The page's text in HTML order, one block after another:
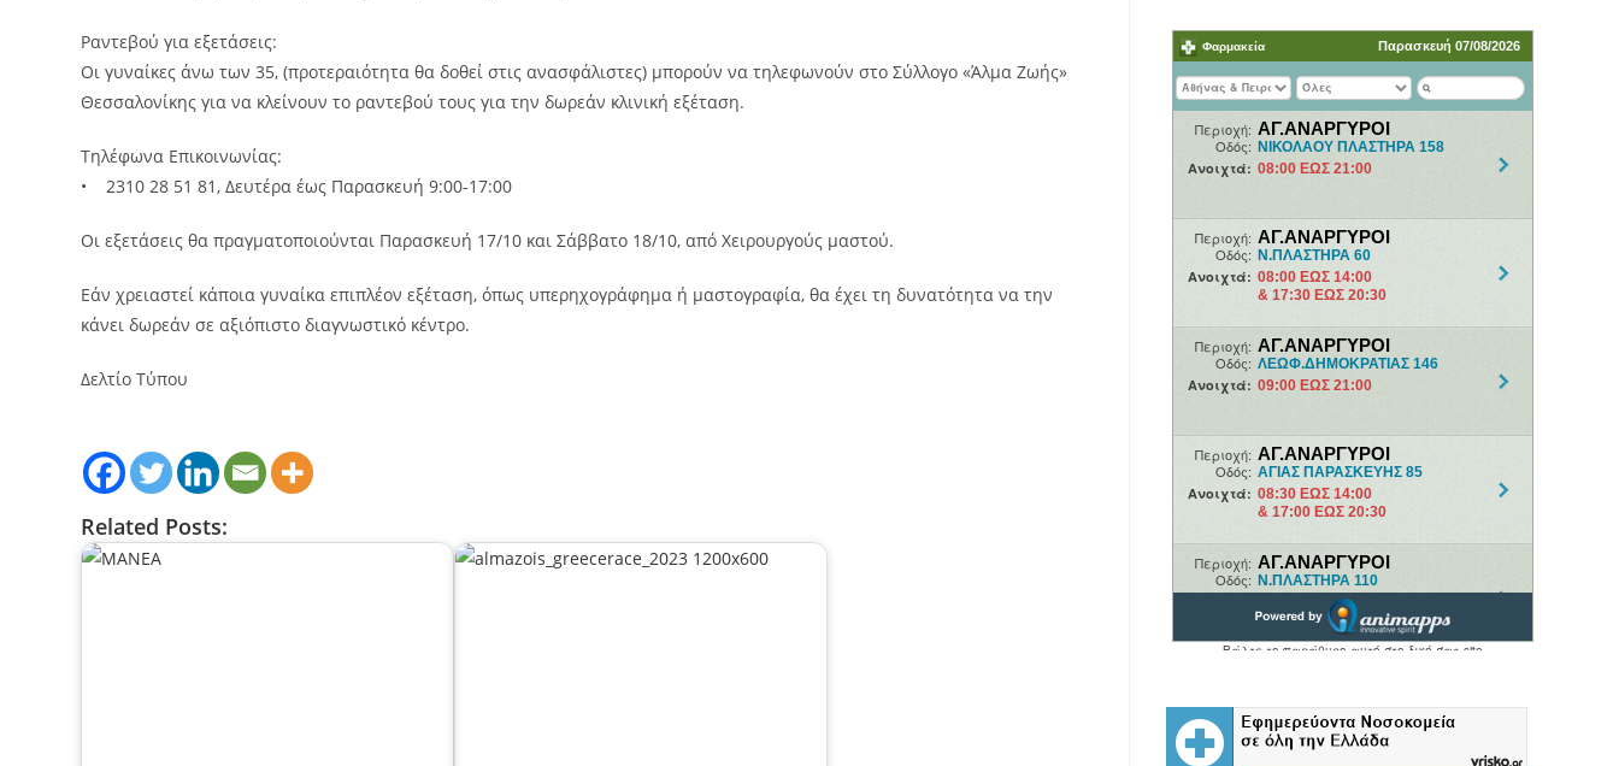
Ραντεβού για εξετάσεις:
Οι γυναίκες άνω των 35, (προτεραιότητα θα δοθεί στις ανασφάλιστες) μπορούν να τηλεφωνούν στο Σύλλογο «Άλμα Ζωής»
Θεσσαλονίκης για να κλείνουν το ραντεβού τους για την δωρεάν κλινική εξέταση.
Τηλέφωνα Επικοινωνίας:
• 2310 28 51 81, Δευτέρα έως Παρασκευή 9:00-17:00
Οι εξετάσεις θα πραγματοποιούνται Παρασκευή 17/10 και Σάββατο 18/10, από Χειρουργούς μαστού.
Εάν χρειαστεί κάποια γυναίκα επιπλέον εξέταση, όπως υπερηχογράφημα ή μαστογραφία, θα έχει τη δυνατότητα να την
κάνει δωρεάν σε αξιόπιστο διαγνωστικό κέντρο.
Δελτίο Τύπου
Related Posts: